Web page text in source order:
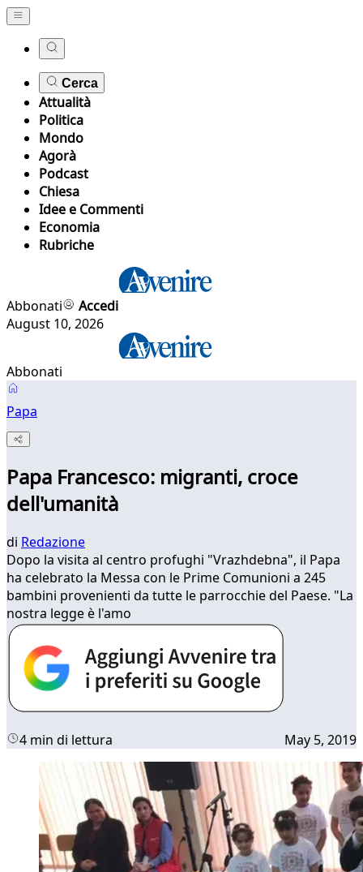
Cerca
Attualità
Politica
Mondo
Agorà
Podcast
Chiesa
Idee e Commenti
Economia
Rubriche
Abbonati
Accedi
August 10, 2026
Abbonati
Papa
Papa Francesco: migranti, croce
dell'umanità
di Redazione
Dopo la visita al centro profughi "Vrazhdebna", il Papa
ha celebrato la Messa con le Prime Comunioni a 245
bambini provenienti da tutte le parrocchie del Paese. "La
nostra legge è l'amo
4 min di lettura May 5, 2019